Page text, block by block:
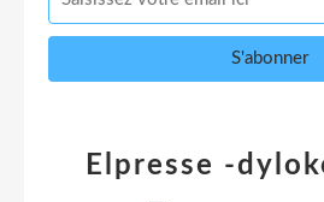
Elpresse -